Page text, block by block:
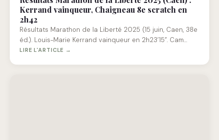
Kerrand vainqueur, Chaigneau 8e scratch en
2h42
Résultats Marathon de la Liberté 2025 (15 juin, Caen, 38e
éd.). Louis-Marie Kerrand vainqueur en 2h23’15”. Cam…
LIRE L'ARTICLE →